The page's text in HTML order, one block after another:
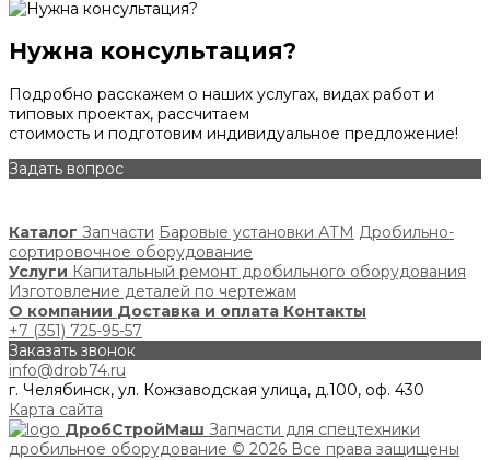
Нужна консультация?
Подробно расскажем о наших услугах, видах работ и
типовых проектах, рассчитаем
стоимость и подготовим индивидуальное предложение!
Задать вопрос
Каталог Запчасти Баровые установки АТМ Дробильно-
сортировочное оборудование
Услуги Капитальный ремонт дробильного оборудования
Изготовление деталей по чертежам
О компании Доставка и оплата Контакты
+7 (351) 725-95-57
Заказать звонок
info@drob74.ru
г. Челябинск, ул. Кожзаводская улица, д.100, оф. 430
Карта сайта
ДробСтройМаш Запчасти для спецтехники
дробильное оборудование © 2026 Все права защищены